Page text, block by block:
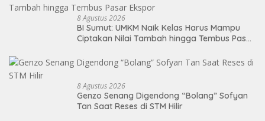
8 Agustus 2026
BI Sumut: UMKM Naik Kelas Harus Mampu
Ciptakan Nilai Tambah hingga Tembus Pasar
8 Agustus 2026
Genzo Senang Digendong “Bolang” Sofyan
Tan Saat Reses di STM Hilir